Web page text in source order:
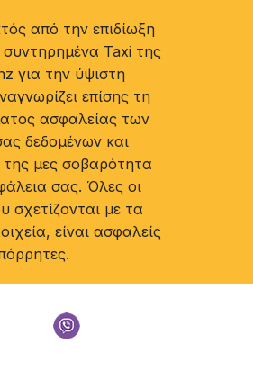
από την επιδίωξη
συντηρημένα Taxi της
για την ύψιστη
επίσης τη
ασφαλείας των
δεδομένων και
της μες σοβαρότητα
σας. Όλες οι
σχετίζονται με τα
είναι ασφαλείς